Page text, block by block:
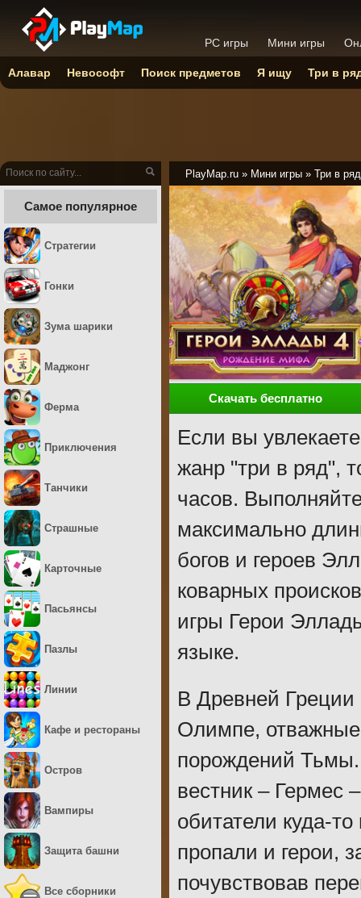
PlayMap.ru » Мини игры » Три в ряд
Скачать бесплатно
Если вы
жанр "три в ряд",
часов.
максимально
богов и героев
коварных
игры Герои
языке.
В Древней
Олимпе,
порождений Тьмы.
вестник – Гермес
обитатели куда-
пропали и герои,
почувствовав
Самое популярное
Стратегии
Гонки
Зума шарики
Маджонг
Ферма
Приключения
Танчики
Страшные
Карточные
Пасьянсы
Пазлы
Линии
Кафе и рестораны
Остров
Вампиры
Защита башни
Все сборники
PC игры Мини игры
Алавар Невософт Поиск предметов Я ищу Три в